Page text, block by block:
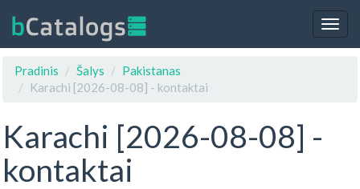
Pradinis
Šalys
Pakistanas
Karachi [2026-08-08] - kontaktai
Karachi [2026-08-08] -
kontaktai